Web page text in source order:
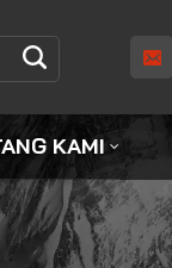
KAMI